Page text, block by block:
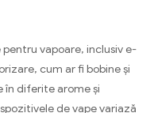
vapoare, inclusiv e-
cum ar fi bobine și
în diferite arome și
de vape variază